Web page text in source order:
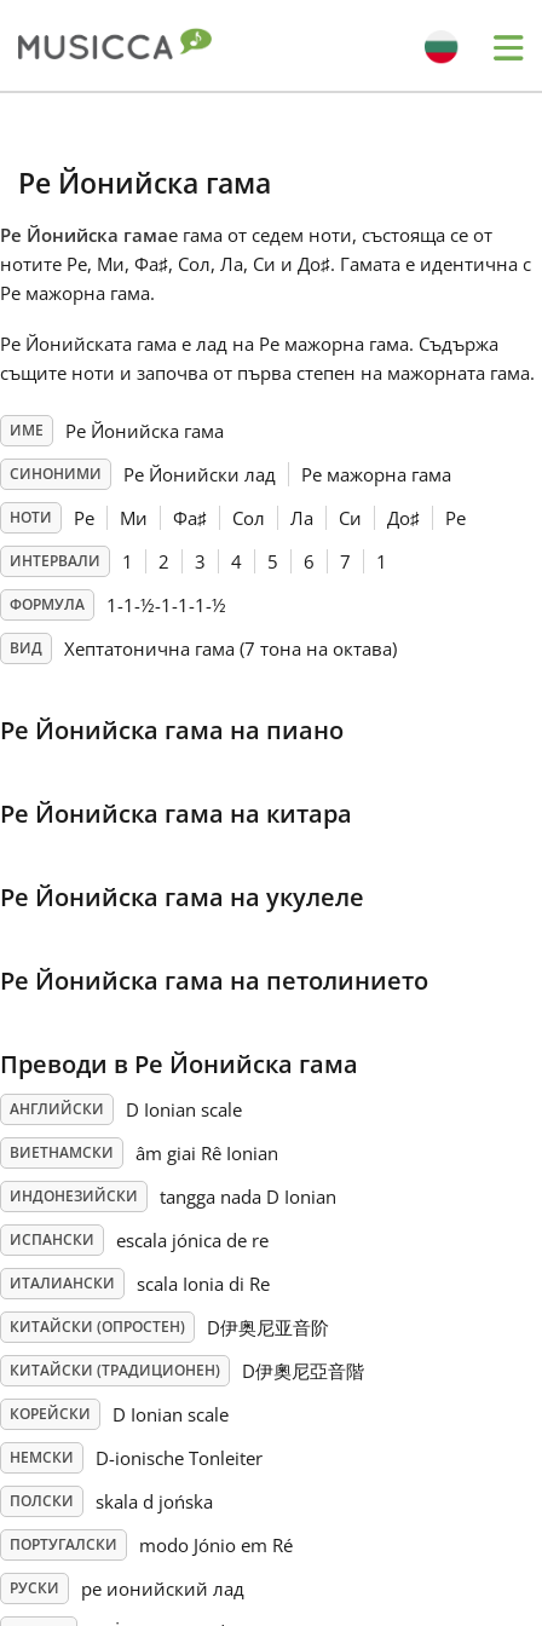
Dansk
Deutsch
English
Español
Français
हिन्दी
Italiano
日本語
Polski
Português
Русский
Svenska
Tiếng Việt
Türkçe
繁體中文
Ре Йонийска гама
Ре Йонийска гамае гама от седем ноти, състояща се от
нотите Ре, Ми, Фа♯, Сол, Ла, Си и До♯. Гамата е идентична с
Ре мажорна гама.
Ре Йонийската гама е лад на Ре мажорна гама. Съдържа
същите ноти и започва от първа степен на мажорната гама.
ИМЕ Ре Йонийска гама
СИНОНИМИ Ре Йонийски лад Ре мажорна гама
НОТИ Ре Ми Фа♯ Сол Ла Си До♯ Ре
ИНТЕРВАЛИ 1 2 3 4 5 6 7 1
ФОРМУЛА 1-1-½-1-1-1-½
ВИД Хептатонична гама (7 тона на октава)
Ре Йонийска гама на пиано
Ре Йонийска гама на китара
Ре Йонийска гама на укулеле
Ре Йонийска гама на петолинието
Преводи в Ре Йонийска гама
АНГЛИЙСКИ D Ionian scale
ВИЕТНАМСКИ âm giai Rê Ionian
ИНДОНЕЗИЙСКИ tangga nada D Ionian
ИСПАНСКИ escala jónica de re
ИТАЛИАНСКИ scala Ionia di Re
КИТАЙСКИ (ОПРОСТЕН) D伊奥尼亚音阶
КИТАЙСКИ (ТРАДИЦИОНЕН) D伊奧尼亞音階
КОРЕЙСКИ D Ionian scale
НЕМСКИ D-ionische Tonleiter
ПОЛСКИ skala d jońska
ПОРТУГАЛСКИ modo Jónio em Ré
РУСКИ ре ионийский лад